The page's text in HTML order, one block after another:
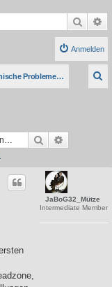
Suche
Anmelden
Technische Probleme, Tipps & Anleitungen
Suche
JaBoG32_Mütze
Intermediate Member